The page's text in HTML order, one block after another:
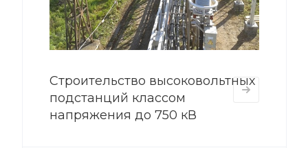
Строительство высоковольтных
подстанций классом
напряжения до 750 кВ